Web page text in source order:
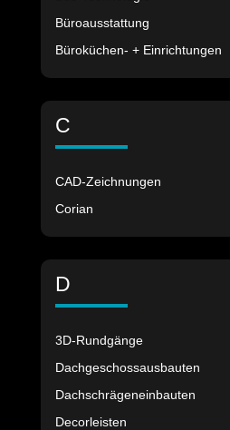
Büroausstattung
Büroküchen- + Einrichtungen
C
CAD-Zeichnungen
Corian
D
3D-Rundgänge
Dachgeschossausbauten
Dachschrägeneinbauten
Decorleisten